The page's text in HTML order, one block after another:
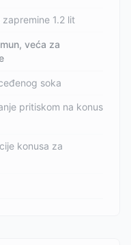
1.2 lit
veća za
soka
pritiskom na konus
konusa za